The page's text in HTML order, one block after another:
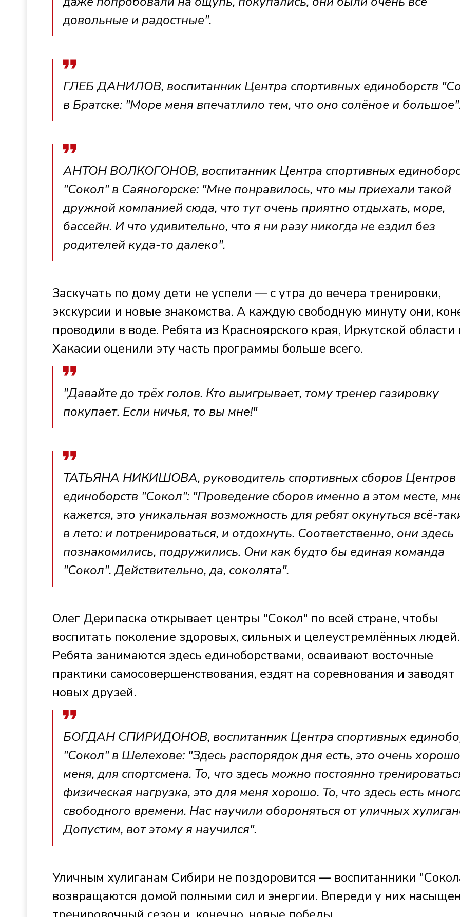
довольные и радостные".
ГЛЕБ ДАНИЛОВ, воспитанник Центра спортивных единоборств
в Братске: "Море меня впечатлило тем, что оно солёное и
АНТОН ВОЛКОГОНОВ, воспитанник Центра спортивных
"Сокол" в Саяногорске: "Мне понравилось, что мы приехали такой
дружной компанией сюда, что тут очень приятно отдыхать, море,
бассейн. И что удивительно, что я ни разу никогда не ездил без
родителей куда-то далеко".
Заскучать по дому дети не успели — с утра до вечера тренировки,
экскурсии и новые знакомства. А каждую свободную минуту они,
проводили в воде. Ребята из Красноярского края, Иркутской области
Хакасии оценили эту часть программы больше всего.
"Давайте до трёх голов. Кто выигрывает, тому тренер газировку
покупает. Если ничья, то вы мне!"
ТАТЬЯНА НИКИШОВА, руководитель спортивных сборов Центров
единоборств "Сокол": "Проведение сборов именно в этом месте,
кажется, это уникальная возможность для ребят окунуться всё-
в лето: и потренироваться, и отдохнуть. Соответственно, они здесь
познакомились, подружились. Они как будто бы единая команда
"Сокол". Действительно, да, соколята".
Олег Дерипаска открывает центры "Сокол" по всей стране, чтобы
воспитать поколение здоровых, сильных и целеустремлённых людей.
Ребята занимаются здесь единоборствами, осваивают восточные
практики самосовершенствования, ездят на соревнования и заводят
новых друзей.
БОГДАН СПИРИДОНОВ, воспитанник Центра спортивных
"Сокол" в Шелехове: "Здесь распорядок дня есть, это очень
меня, для спортсмена. То, что здесь можно постоянно
физическая нагрузка, это для меня хорошо. То, что здесь есть
свободного времени. Нас научили обороняться от уличных
Допустим, вот этому я научился".
Уличным хулиганам Сибири не поздоровится — воспитанники
возвращаются домой полными сил и энергии. Впереди у них